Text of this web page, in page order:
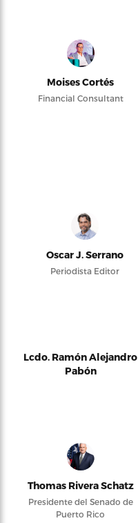
Moises Cortés
Financial Consultant
Oscar J. Serrano
Periodista Editor
Lcdo. Ramón Alejandro
Pabón
Thomas Rivera Schatz
Presidente del Senado de
Puerto Rico